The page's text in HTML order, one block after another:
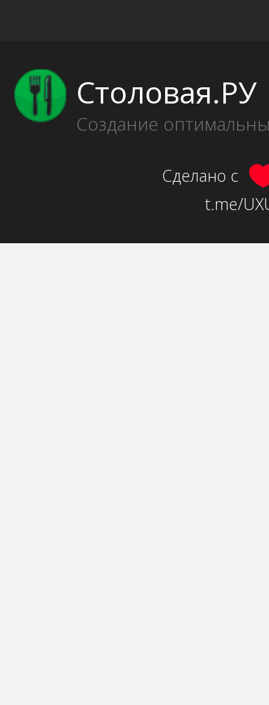
Столовая.РУ
Создание
Сделано с
t.me/